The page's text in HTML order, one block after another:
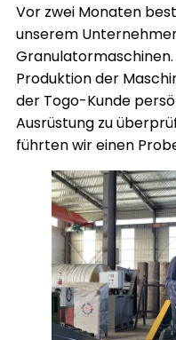
Vor zwei Monaten
unserem
Produktion der
der Togo-Kunde
Ausrüstung zu
führten wir einen